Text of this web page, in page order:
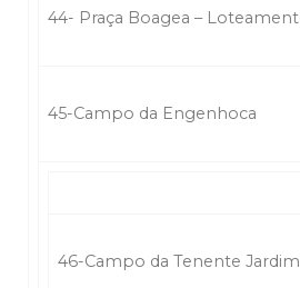
44- Praça Boagea –
45-Campo da Engenhoca
46-Campo da Tenente Jardim